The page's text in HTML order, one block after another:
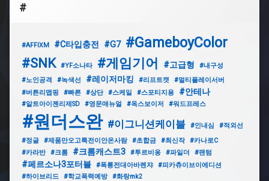
#
#AFFIXM #C타입충전 #G7 #GameboyColor
#SNK #YF소나타 #게임기어 #고급형
#내구성
#노인공격
#녹색선 #레이저마킹 #리프트캣
#멀티플레이서버
#버튼리맵핑
#빠른 #상단 #스케일 #스포티지용 #안테나
#알트아이젠리제SD #영문매뉴얼 #옥스보이저 #워드프레스
#원더스완 #이그니션케이블 #인내심
#적외선
#정글
#제품만오고특전이안온사람 #초합금 #최신작
#카나로C
#카라반
#크롬 #크롬캐스트3 #투르비옹 #파일더 #팬텀
#페르소나3포터블 #폭룡전대아바렌쟈
#피카츄이브이에디션
#하이브리드
#학교폭력예방 #화랑mk2